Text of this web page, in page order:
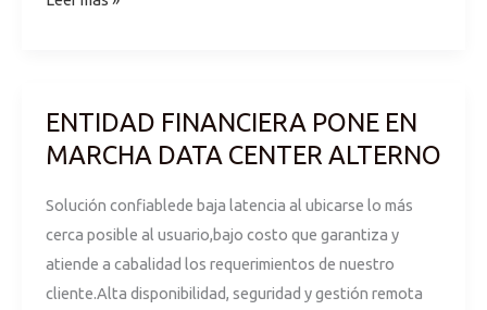
ENTIDAD FINANCIERA PONE EN
MARCHA DATA CENTER ALTERNO
Solución confiablede baja latencia al ubicarse lo más
cerca posible al usuario,bajo costo que garantiza y
atiende a cabalidad los requerimientos de nuestro
cliente.Alta disponibilidad, seguridad y gestión remota
ENTIDAD
FINANCIERA
EN
MARCHA
DATA
CENTER